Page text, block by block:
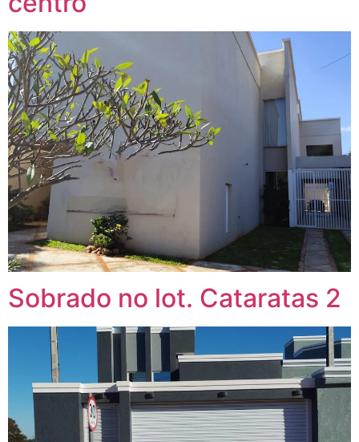
Sobrado no lot. Cataratas 2